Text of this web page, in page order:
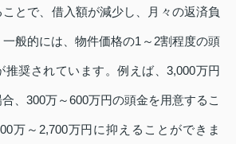
とで、借入額が減少し、月々の返済負
般的には、物件価格の1～2割程度の頭
推奨されています。例えば、3,000万円
、300万～600万円の頭金を用意するこ
万～2,700万円に抑えることができま